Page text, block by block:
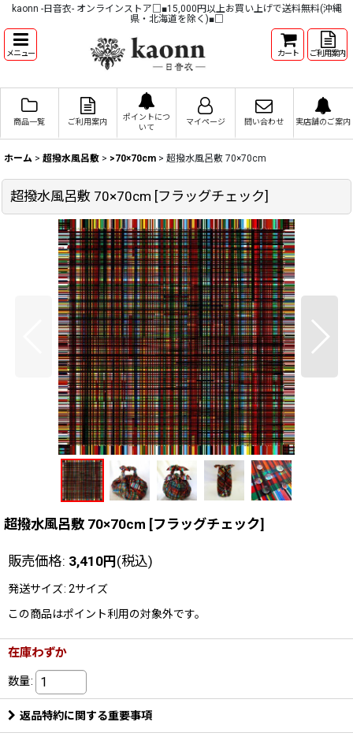
kaonn -日音衣- オンラインストア□■15,000円以上お買い上げで送料無料(沖縄
県・北海道を除く)■□
メニュー カート ご利用案内
商品一覧 ご利用案内
ポイントにつ
いて
マイページ 問い合わせ 実店舗のご案内
ホーム > 超撥水風呂敷 > >70×70cm > 超撥水風呂敷 70×70cm
超撥水風呂敷 70×70cm [フラッグチェック]
超撥水風呂敷 70×70cm [フラッグチェック]
販売価格: 3,410円(税込)
発送サイズ: 2サイズ
この商品はポイント利用の対象外です。
在庫わずか
数量:
返品特約に関する重要事項